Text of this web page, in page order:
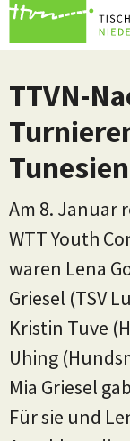
Zum Hauptinhalt
TTVN-
Tunesien
Am 8. Januar
WTT Youth
waren Lena
Griesel (TSV
Kristin Tuve
Uhing
Mia Griesel
Für sie und